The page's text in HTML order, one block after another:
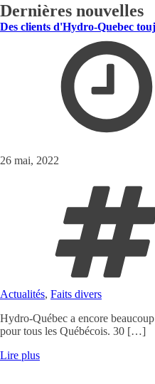
Dernières nouvelles
Des clients d'Hydro-Quebec
26 mai, 2022
Actualités, Faits divers
Hydro-Québec a encore
pour tous les Québécois. 30 […]
Lire plus